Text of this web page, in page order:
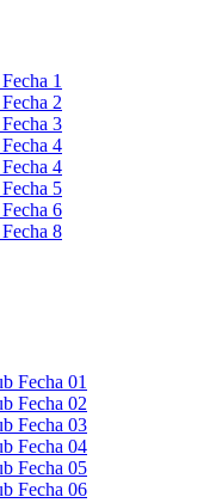
1
2
3
4
4
5
6
8
Fecha 01
Fecha 02
Fecha 03
Fecha 04
Fecha 05
Fecha 06